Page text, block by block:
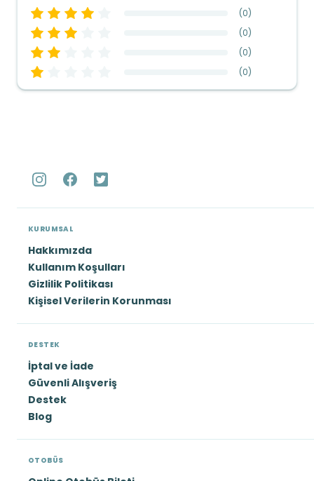
(0)
(0)
(0)
(0)
KURUMSAL
Hakkımızda
Kullanım Koşulları
Gizlilik Politikası
Kişisel Verilerin Korunması
DESTEK
İptal ve İade
Güvenli Alışveriş
Destek
Blog
OTOBÜS